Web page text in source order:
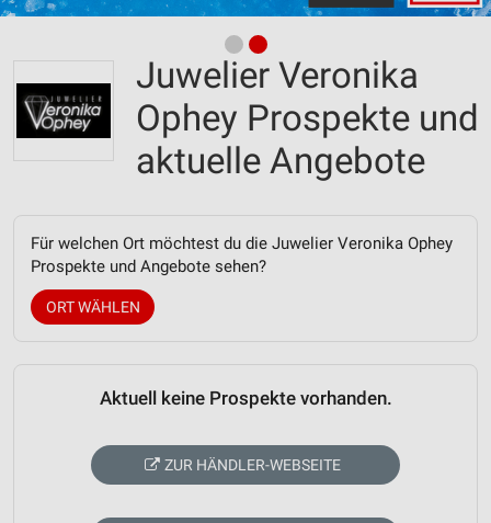
Juwelier Veronika
Ophey Prospekte und
aktuelle Angebote
Für welchen Ort möchtest du die Juwelier Veronika Ophey
Prospekte und Angebote sehen?
ORT WÄHLEN
Aktuell keine Prospekte vorhanden.
ZUR HÄNDLER-WEBSEITE